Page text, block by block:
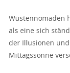
Wüstennomaden
als eine sich
der Illusionen
Mittagssonne